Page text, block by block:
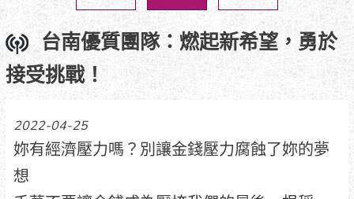
台南優質團隊：燃起新希望，勇於
接受挑戰！
2022-04-25
妳有經濟壓力嗎？別讓金錢壓力腐蝕了妳的夢
想